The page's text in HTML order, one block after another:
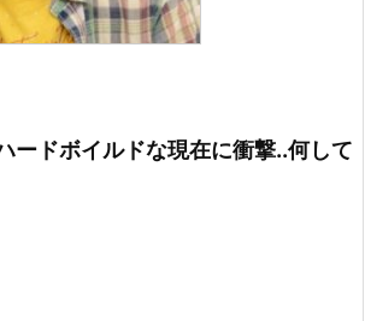
ードボイルドな現在に衝撃..何して